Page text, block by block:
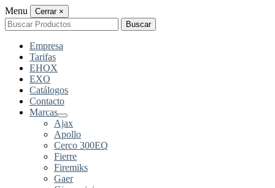
Menu Cerrar ×
Buscar
por:
Buscar
Empresa
Tarifas
EHOX
EXO
Catálogos
Contacto
Marcas
Ajax
Apollo
Cerco 300EQ
Fierre
Firemiks
Gaer